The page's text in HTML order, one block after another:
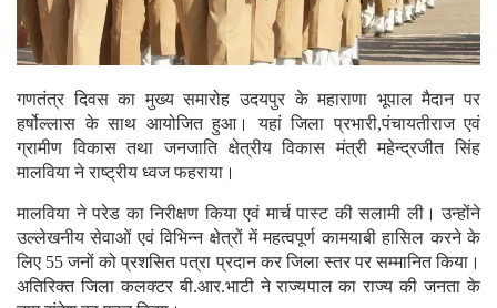
गणतंत्र दिवस का मुख्य समारोह उदयपुर के महाराणा भूपाल मैदान पर
हर्षोल्लास के साथ आयोजित हुआ। यहां जिला प्रभारी,पंचायतीराज एवं
ग्रामीण विकास तथा जनजाति क्षेत्रीय विकास मंत्री महेन्द्रजीत सिंह
मालविया ने राष्ट्रीय ध्वज फहराया।
मालविया ने परेड का निरीक्षण किया एवं मार्च पास्ट की सलामी ली। उन्होंने
उल्लेखनीय सेवाओं एवं विभिन्न क्षेत्रों में महत्वपूर्ण कामयाबी हासिल करने के
लिए 55 जनों को प्रशसित पत्रा प्रदान कर जिला स्तर पर सम्मानित किया।
अतिरिक्त जिला कलक्टर बी.आर.भाटी ने राज्यपाल का राज्य की जनता के